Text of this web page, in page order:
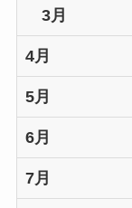
3月
4月
5月
6月
7月